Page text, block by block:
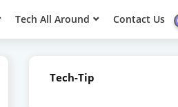
Tech All Around Contact Us
Tech-Tip